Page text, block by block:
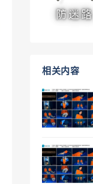
相关内容